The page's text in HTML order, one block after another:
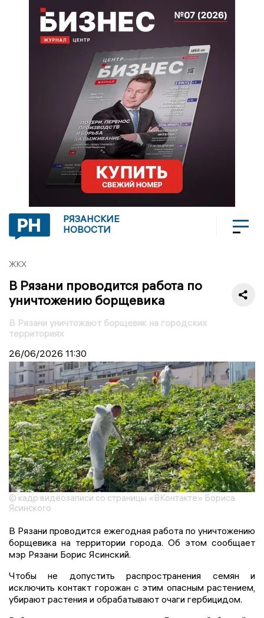
РЯЗАНСКИЕ
НОВОСТИ
ЖКХ
В Рязани проводится работа по
уничтожению борщевика
В Рязани уничтожают борщевик на городских
территориях
26/06/2026 11:30
© кадр видеозаписи со страницы «ВКонтакте» Бориса
Ясинского
В Рязани проводится ежегодная работа по уничтожению
борщевика на территории города. Об этом сообщает
мэр Рязани Борис Ясинский.
Чтобы не допустить распространения семян и
исключить контакт горожан с этим опасным растением,
убирают растения и обрабатывают очаги гербицидом.